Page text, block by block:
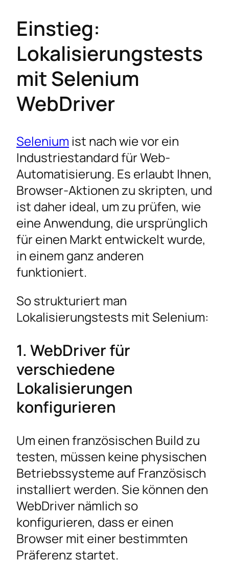
Einstieg:
Lokalisierungstests
mit Selenium
WebDriver
Selenium ist nach wie vor ein
Industriestandard für Web-
Automatisierung. Es erlaubt Ihnen,
Browser-Aktionen zu skripten, und
ist daher ideal, um zu prüfen, wie
eine Anwendung, die ursprünglich
für einen Markt entwickelt wurde,
in einem ganz anderen
funktioniert.
So strukturiert man
Lokalisierungstests mit Selenium:
1. WebDriver für
verschiedene
Lokalisierungen
konfigurieren
Um einen französischen Build zu
testen, müssen keine physischen
Betriebssysteme auf Französisch
installiert werden. Sie können den
WebDriver nämlich so
konfigurieren, dass er einen
Browser mit einer bestimmten
Präferenz startet.